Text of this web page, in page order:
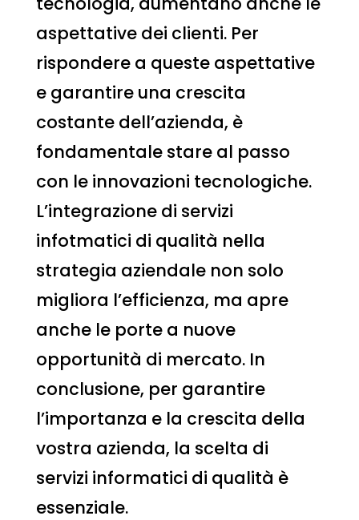
aspettative dei clienti. Per
rispondere a queste aspettative
e garantire una crescita
costante dell’azienda, è
fondamentale stare al passo
con le innovazioni tecnologiche.
L’integrazione di servizi
infotmatici di qualità nella
strategia aziendale non solo
migliora l’efficienza, ma apre
anche le porte a nuove
opportunità di mercato. In
conclusione, per garantire
l’importanza e la crescita della
vostra azienda, la scelta di
servizi informatici di qualità è
essenziale.